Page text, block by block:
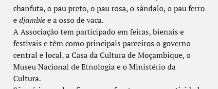
chanfuta, o pau preto, o pau rosa, o sândalo, o pau ferro
edjambiee a osso de vaca.
A Associação tem participado em feiras, bienais e
festivais e têm como principais parceiros o governo
central e local, a Casa da Cultura de Moçambique, o
Museu Nacional de Etnologia e o Ministério da
Cultura.